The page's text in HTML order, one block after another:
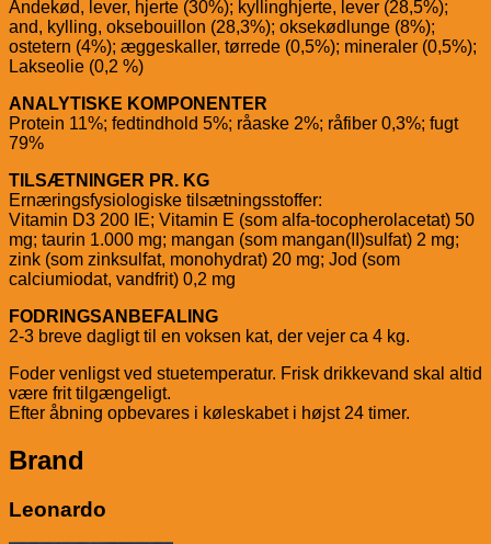
Andekød, lever, hjerte (30%); kyllinghjerte, lever (28,5%);
and, kylling, oksebouillon (28,3%); oksekødlunge (8%);
ostetern (4%); æggeskaller, tørrede (0,5%); mineraler (0,5%);
Lakseolie (0,2 %)
ANALYTISKE KOMPONENTER
Protein 11%; fedtindhold 5%; råaske 2%; råfiber 0,3%; fugt
79%
TILSÆTNINGER PR. KG
Ernæringsfysiologiske tilsætningsstoffer:
Vitamin D3 200 IE; Vitamin E (som alfa-tocopherolacetat) 50
mg; taurin 1.000 mg; mangan (som mangan(II)sulfat) 2 mg;
zink (som zinksulfat, monohydrat) 20 mg; Jod (som
calciumiodat, vandfrit) 0,2 mg
FODRINGSANBEFALING
2-3 breve dagligt til en voksen kat, der vejer ca 4 kg.
Foder venligst ved stuetemperatur. Frisk drikkevand skal altid
være frit tilgængeligt.
Efter åbning opbevares i køleskabet i højst 24 timer.
Brand
Leonardo